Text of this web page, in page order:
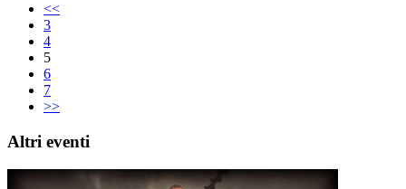
<<
3
4
5
6
7
>>
Altri eventi